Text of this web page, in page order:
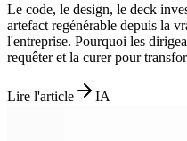
Le code, le design, le deck
artefact regénérable depuis la
l'entreprise. Pourquoi les
requêter et la curer pour
Lire l'article IA